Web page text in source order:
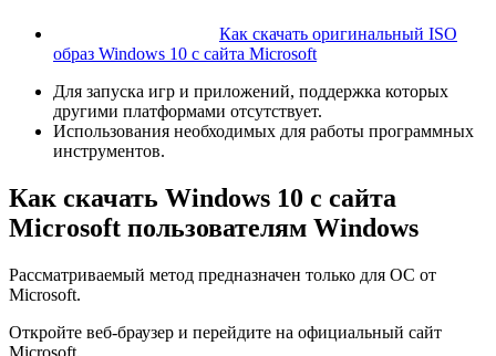
Как скачать оригинальный ISO
образ Windows 10 с сайта Microsoft
Для запуска игр и приложений, поддержка которых
другими платформами отсутствует.
Использования необходимых для работы программных
инструментов.
Как скачать Windows 10 с сайта
Microsoft пользователям Windows
Рассматриваемый метод предназначен только для ОС от
Microsoft.
Откройте веб-браузер и перейдите на официальный сайт
Microsoft.